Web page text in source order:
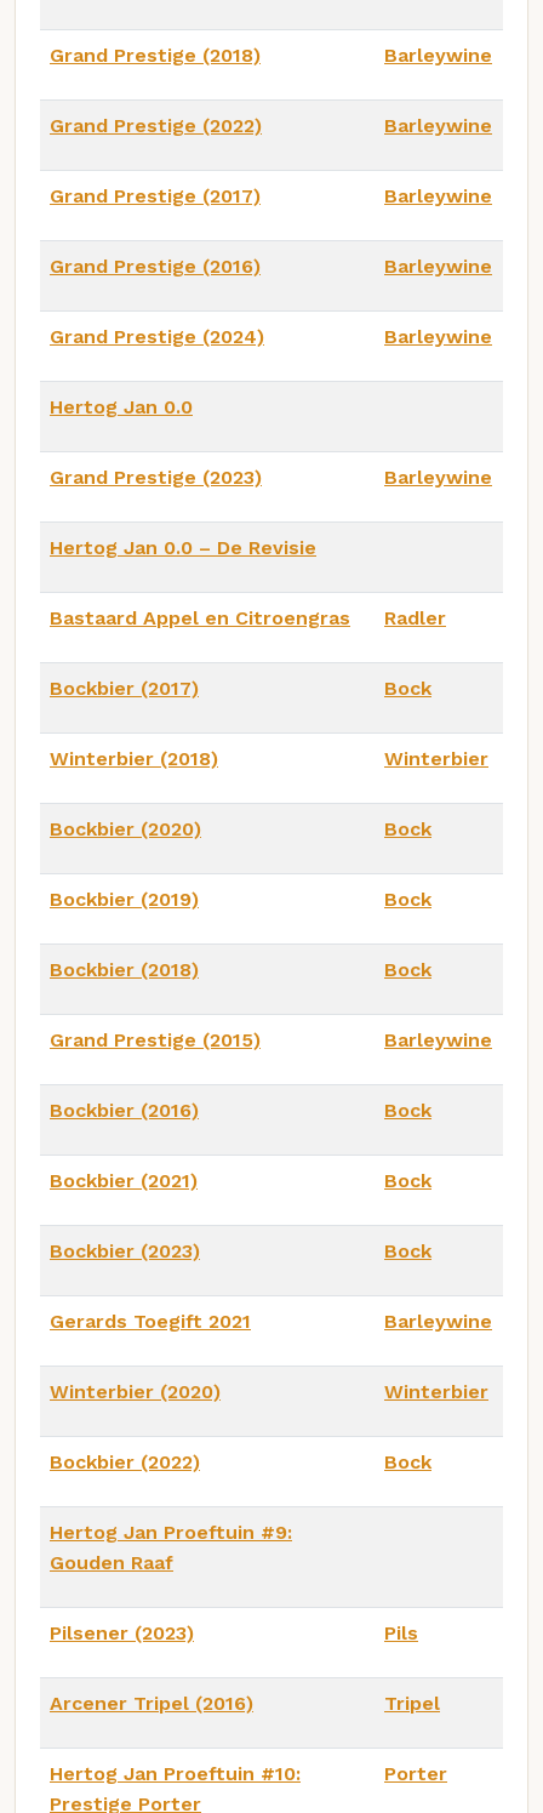
Grand Prestige (2018) Barleywine
Grand Prestige (2022) Barleywine
Grand Prestige (2017) Barleywine
Grand Prestige (2016) Barleywine
Grand Prestige (2024) Barleywine
Hertog Jan 0.0
Grand Prestige (2023) Barleywine
Hertog Jan 0.0 – De Revisie
Bastaard Appel en Citroengras Radler
Bockbier (2017) Bock
Winterbier (2018) Winterbier
Bockbier (2020) Bock
Bockbier (2019) Bock
Bockbier (2018) Bock
Grand Prestige (2015) Barleywine
Bockbier (2016) Bock
Bockbier (2021) Bock
Bockbier (2023) Bock
Gerards Toegift 2021 Barleywine
Winterbier (2020) Winterbier
Bockbier (2022) Bock
Hertog Jan Proeftuin #9:
Gouden Raaf
Pilsener (2023) Pils
Arcener Tripel (2016) Tripel
Hertog Jan Proeftuin #10:
Prestige Porter
Porter